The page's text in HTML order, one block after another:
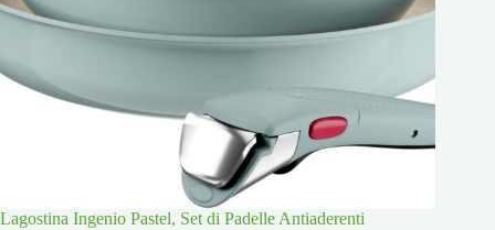
Lagostina Ingenio Pastel, Set di Padelle Antiaderenti